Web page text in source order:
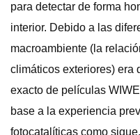
para detectar de forma
interior. Debido a las
macroambiente (la
climáticos exteriores) era
exacto de películas
base a la experiencia
fotocatalíticas como